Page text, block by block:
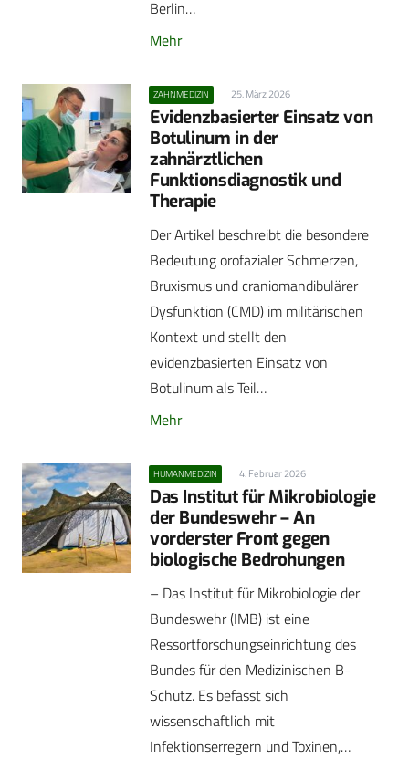
Berlin…
Mehr
ZAHNMEDIZIN 25. März 2026
Evidenzbasierter Einsatz von
Botulinum in der
zahnärztlichen
Funktionsdiagnostik und
Therapie
Der Artikel beschreibt die besondere
Bedeutung orofazialer Schmerzen,
Bruxismus und craniomandibulärer
Dysfunktion (CMD) im militärischen
Kontext und stellt den
evidenzbasierten Einsatz von
Botulinum als Teil…
Mehr
HUMANMEDIZIN 4. Februar 2026
Das Institut für Mikrobiologie
der Bundeswehr – An
vorderster Front gegen
biologische Bedrohungen
– Das Institut für Mikrobiologie der
Bundeswehr (IMB) ist eine
Ressortforschungseinrichtung des
Bundes für den Medizinischen B-
Schutz. Es befasst sich
wissenschaftlich mit
Infektionserregern und Toxinen,…